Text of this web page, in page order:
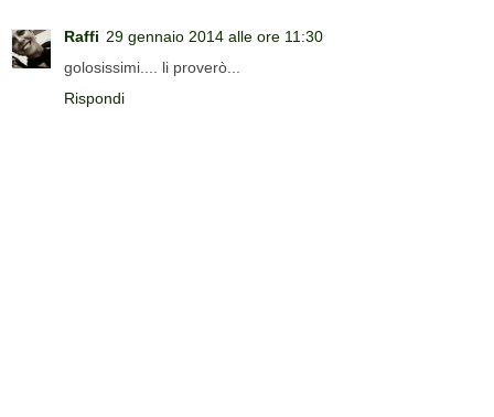
Raffi 29 gennaio 2014 alle ore 11:30
golosissimi.... li proverò...
Rispondi